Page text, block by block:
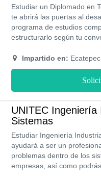
Estudiar un Diplomado en
te abrirá las puertas al
programa de estudios
estructurarlo según tu
cuatrimestre.
Impartido en:
UNITEC Ingeniería
Sistemas
Estudiar Ingeniería
ayudará a ser un
problemas dentro de los
empresas, así como